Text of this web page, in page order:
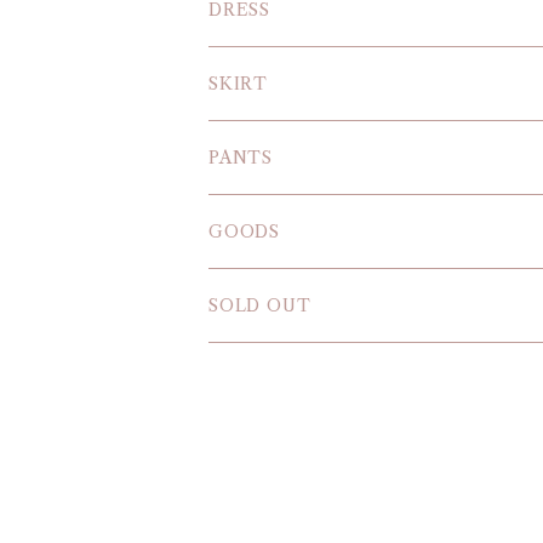
KNIT
BLOUSE
T-SHIRT
SWEAT SHIRT
DRESS
SKIRT
PANTS
GOODS
SOLD OUT